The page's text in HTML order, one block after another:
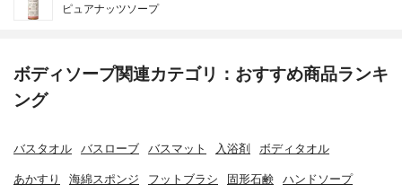
ピュアナッツソープ
ボディソープ関連カテゴリ：おすすめ商品ランキ
ング
バスタオル バスローブ バスマット 入浴剤 ボディタオル
あかすり 海綿スポンジ フットブラシ 固形石鹸 ハンドソープ